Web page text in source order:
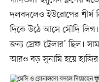
দলবদলেও ইউরোপের শীর্ষ
দিকে উঠে আসে সৌদি
জন্য স্রেফ ‘ট্রেলার’
আরও বড় সুনামি হয়ে হাজির